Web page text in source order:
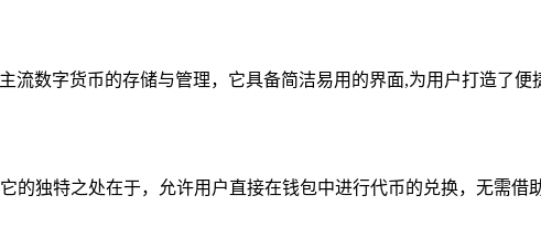
流数字货币的存储与管理，它具备简洁易用的界面,为用户打造了便
的独特之处在于，允许用户直接在钱包中进行代币的兑换，无需借